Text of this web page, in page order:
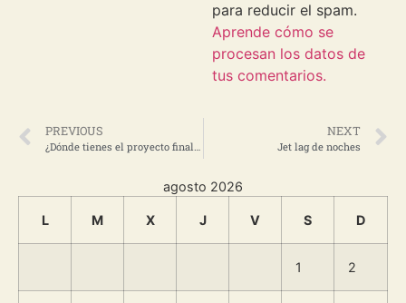
para reducir el spam.
Aprende cómo se
procesan los datos de
tus comentarios.
PREVIOUS NEXT
Jet lag de noches
agosto 2026
L M X J V S D
1 2